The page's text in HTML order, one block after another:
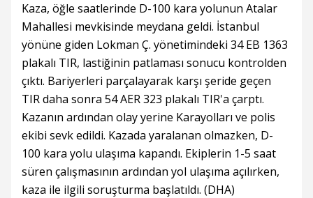
Kaza, öğle saatlerinde D-100 kara yolunun Atalar
Mahallesi mevkisinde meydana geldi. İstanbul
yönüne giden Lokman Ç. yönetimindeki 34 EB 1363
plakalı TIR, lastiğinin patlaması sonucu kontrolden
çıktı. Bariyerleri parçalayarak karşı şeride geçen
TIR daha sonra 54 AER 323 plakalı TIR'a çarptı.
Kazanın ardından olay yerine Karayolları ve polis
ekibi sevk edildi. Kazada yaralanan olmazken, D-
100 kara yolu ulaşıma kapandı. Ekiplerin 1-5 saat
süren çalışmasının ardından yol ulaşıma açılırken,
kaza ile ilgili soruşturma başlatıldı. (DHA)